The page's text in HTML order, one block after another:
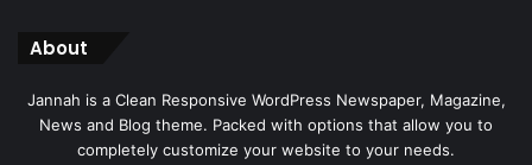
About
Jannah is a Clean Responsive WordPress Newspaper, Magazine,
News and Blog theme. Packed with options that allow you to
completely customize your website to your needs.